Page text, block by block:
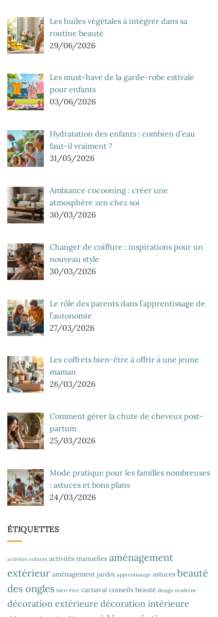
Les huiles végétales à intégrer dans sa
routine beauté
29/06/2026
Les must-have de la garde-robe estivale
pour enfants
03/06/2026
Hydratation des enfants : combien d’eau
faut-il vraiment ?
31/05/2026
Ambiance cocooning : créer une
atmosphère zen chez soi
30/03/2026
Changer de coiffure : inspirations pour un
nouveau style
30/03/2026
Le rôle des parents dans l’apprentissage de
l’autonomie
27/03/2026
Les coffrets bien-être à offrir à une jeune
maman
26/03/2026
Comment gérer la chute de cheveux post-
partum
25/03/2026
Mode pratique pour les familles nombreuses
: astuces et bons plans
24/03/2026
ÉTIQUETTES
activités enfants activités manuelles aménagement
extérieur aménagement jardin apprentissage astuces beauté
des ongles bien-être carnaval conseils beauté design moderne
décoration extérieure décoration intérieure